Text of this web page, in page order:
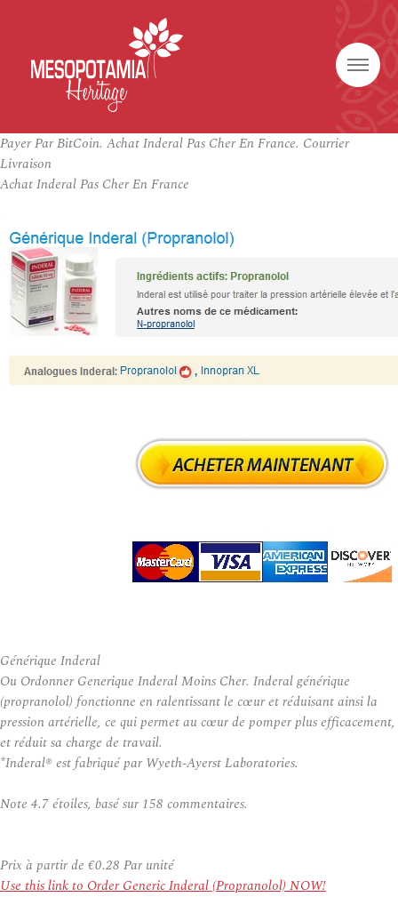
Payer Par BitCoin. Achat Inderal Pas Cher En France. Courrier
Livraison
Achat Inderal Pas Cher En France
Générique Inderal
Ou Ordonner Generique Inderal Moins Cher. Inderal générique
(propranolol) fonctionne en ralentissant le cœur et réduisant ainsi la
pression artérielle, ce qui permet au cœur de pomper plus efficacement,
et réduit sa charge de travail.
*Inderal® est fabriqué par Wyeth-Ayerst Laboratories.
Note 4.7étoiles, basé sur 158 commentaires.
Prix à partir de €0.28 Par unité
Use this link to Order Generic Inderal (Propranolol) NOW!